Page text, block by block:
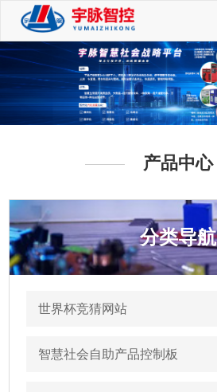
产品中心
分类导航
世界杯竞猜网站
智慧社会自助产品控制板